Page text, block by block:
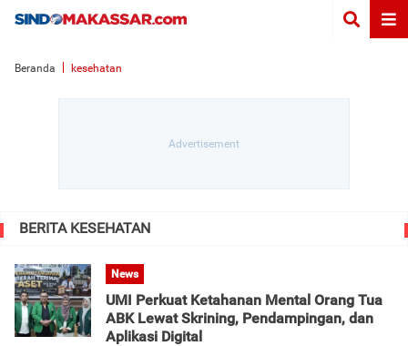
Beranda kesehatan
BERITA KESEHATAN
News
UMI Perkuat Ketahanan Mental Orang Tua
ABK Lewat Skrining, Pendampingan, dan
Aplikasi Digital